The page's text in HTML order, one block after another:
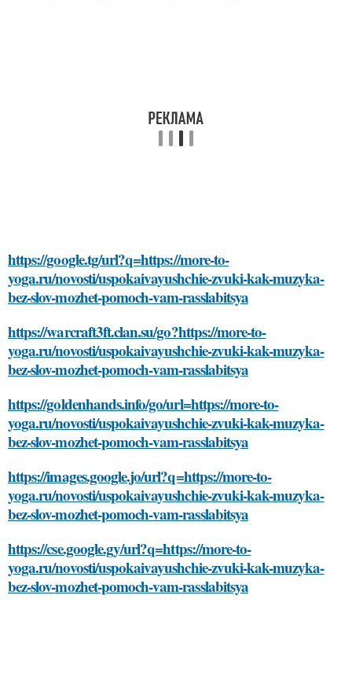
https://google.tg/url?q=https://more-to-
yoga.ru/novosti/uspokaivayushchie-zvuki-kak-muzyka-
bez-slov-mozhet-pomoch-vam-rasslabitsya
https://warcraft3ft.clan.su/go?https://more-to-
yoga.ru/novosti/uspokaivayushchie-zvuki-kak-muzyka-
bez-slov-mozhet-pomoch-vam-rasslabitsya
https://goldenhands.info/go/url=https://more-to-
yoga.ru/novosti/uspokaivayushchie-zvuki-kak-muzyka-
bez-slov-mozhet-pomoch-vam-rasslabitsya
https://images.google.jo/url?q=https://more-to-
yoga.ru/novosti/uspokaivayushchie-zvuki-kak-muzyka-
bez-slov-mozhet-pomoch-vam-rasslabitsya
https://cse.google.gy/url?q=https://more-to-
yoga.ru/novosti/uspokaivayushchie-zvuki-kak-muzyka-
bez-slov-mozhet-pomoch-vam-rasslabitsya